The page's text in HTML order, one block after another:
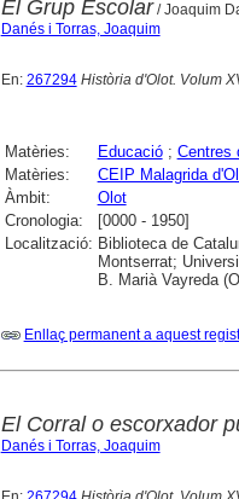
El Grup Escolar/ Joaquim
Danés i Torras, Joaquim
En: 267294 Història d'Olot. Volum
Matèries: Educació; Centres
Matèries:
CEIP Malagrida
Àmbit:
Olot
Cronologia:
[0000 - 1950]
Localització: Biblioteca de
Montserrat;
B. Marià Vayreda
Enllaç permanent a aquest
El Corral o escorxador
Danés i Torras, Joaquim